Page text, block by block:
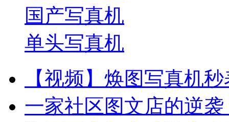
国产写真机
单头写真机
【视频】焕图写真机
一家社区图文店的逆